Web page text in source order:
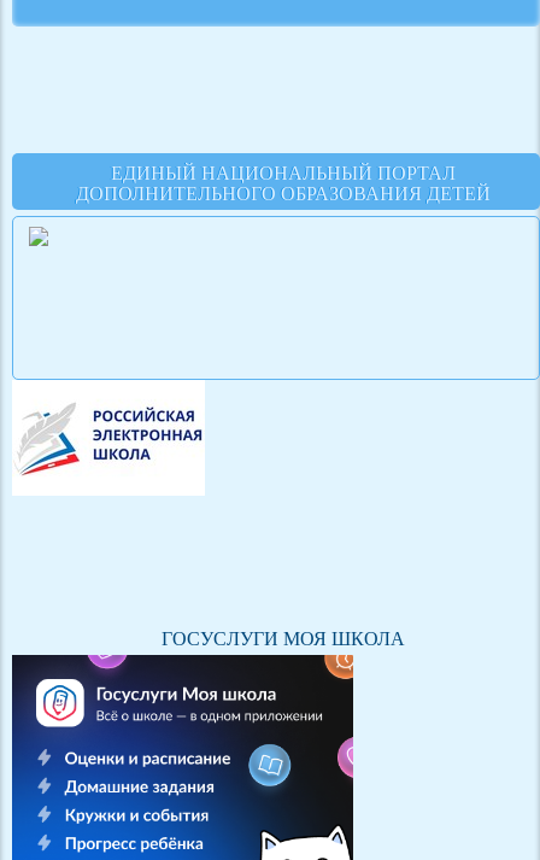
ЕДИНЫЙ НАЦИОНАЛЬНЫЙ ПОРТАЛ
ДОПОЛНИТЕЛЬНОГО ОБРАЗОВАНИЯ ДЕТЕЙ
ГОСУСЛУГИ МОЯ ШКОЛА